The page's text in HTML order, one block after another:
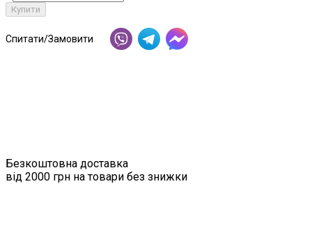
Купити
Спитати/Замовити
Безкоштовна доставка
від 2000 грн на товари без знижки